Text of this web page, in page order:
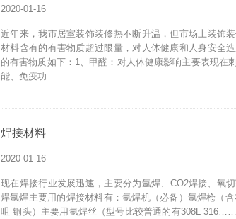
2020-01-16
近年来，我市居室装饰装修热不断升温，但市场上装饰
材料含有的有害物质超过限量，对人体健康和人身安全
的有害物质如下：1、甲醛：对人体健康影响主要表现在
能、免疫功…
焊接材料
2020-01-16
现在焊接行业发展迅速，主要分为氩焊、CO2焊接、氧
焊氩焊主要用的焊接材料有：氩焊机（必备）氩焊枪（
咀 铜头）主要用氩焊丝（型号比较普通的有308L